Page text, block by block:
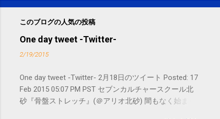
このブログの人気の投稿
One day tweet -Twitter-
2/19/2015
One day tweet -Twitter- 2月18日のツイート Posted: 17
Feb 2015 05:07 PM PST セブンカルチャースクール北
砂『骨盤ストレッチ』(＠アリオ北砂) 間もなく始まり